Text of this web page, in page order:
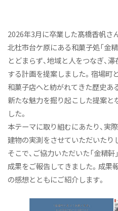
2026年3月に卒業した髙橋香帆さ
北杜市台ケ原にある和菓子処「金
とどまらず、地域と人をつなぎ、
する計画を提案しました。宿場町
和菓子店へと紡がれてきた歴史あ
新たな魅力を掘り起こした提案と
した。
本テーマに取り組むにあたり、実
建物の実測をさせていただいたり
そこで、ご協力いただいた「金精
成果をご報告してきました。成果
の感想とともにご紹介します。
オープンキャンパス2025
建築デザインコース
インテリアデザインコース
カリキュラム
施設紹介
卒業研究展2026
卒業制作展2025